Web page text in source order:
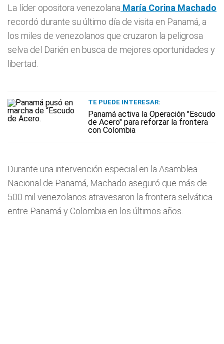
La líder opositora venezolana María Corina Machado
recordó durante su último día de visita en Panamá, a
los miles de venezolanos que cruzaron la peligrosa
selva del Darién en busca de mejores oportunidades y
libertad.
TE PUEDE INTERESAR:
Panamá activa la Operación "Escudo
de Acero" para reforzar la frontera
con Colombia
Durante una intervención especial en la Asamblea
Nacional de Panamá, Machado aseguró que más de
500 mil venezolanos atravesaron la frontera selvática
entre Panamá y Colombia en los últimos años.